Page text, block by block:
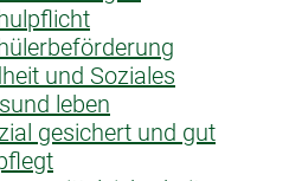
und Soziales
leben
gesichert und gut